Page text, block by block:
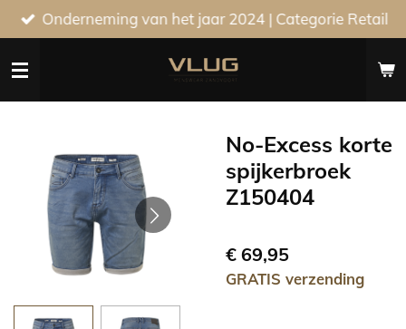
Ga
direct
naar
Onderneming van het jaar 2024 | Categorie Retail
No-Excess korte
spijkerbroek
Z150404
€ 69,95
GRATIS verzending